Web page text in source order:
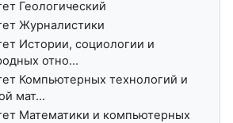
Геологический
Журналистики
Истории, социологии и
отно...
Компьютерных технологий и
мат...
Математики и компьютерных